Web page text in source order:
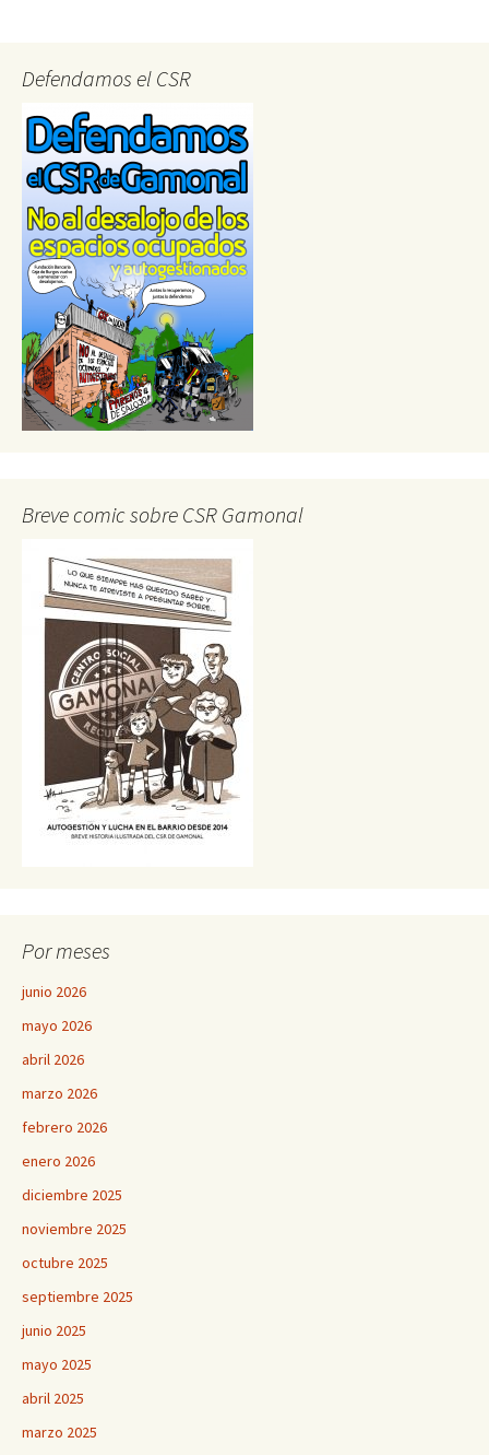
Defendamos el CSR
Breve comic sobre CSR Gamonal
Por meses
junio 2026
mayo 2026
abril 2026
marzo 2026
febrero 2026
enero 2026
diciembre 2025
noviembre 2025
octubre 2025
septiembre 2025
junio 2025
mayo 2025
abril 2025
marzo 2025